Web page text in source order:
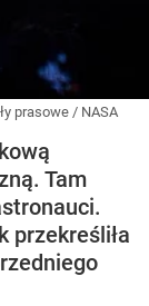
prasowe / NASA
Tam
przekreśliła